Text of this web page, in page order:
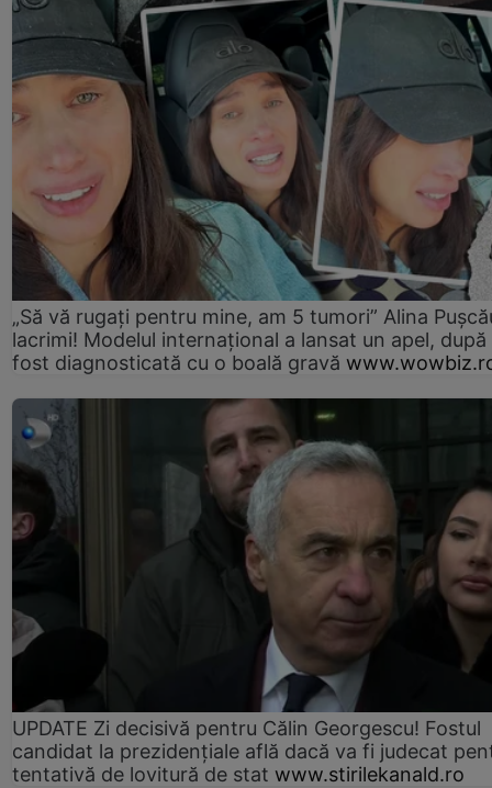
„Să vă rugați pentru mine, am 5 tumori” Alina
lacrimi! Modelul internațional a lansat un apel, după
fost diagnosticată cu o boală gravă
UPDATE Zi decisivă pentru Călin Georgescu! Fostul
candidat la prezidențiale află dacă va fi judecat
tentativă de lovitură de stat www.stirilekanald.ro